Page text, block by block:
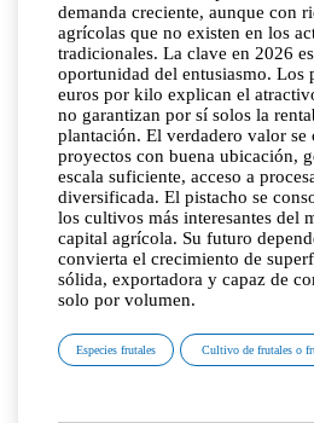
Especies frutales Cultivo de frutales o